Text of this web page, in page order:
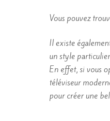
Vous pouvez
Il existe
un style
En effet, si vous
téléviseur
pour créer une